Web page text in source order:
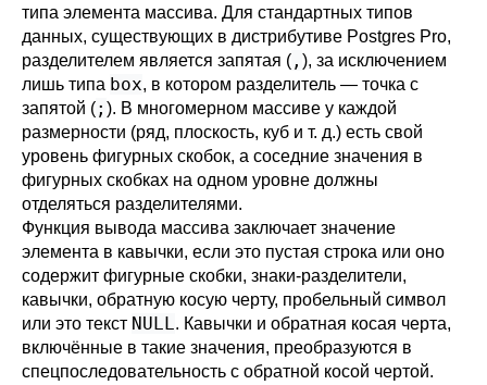
типа элемента массива. Для стандартных типов
данных, существующих в дистрибутиве Postgres Pro,
разделителем является запятая ( , ), за исключением
лишь типа box, в котором разделитель — точка с
запятой (; ). В многомерном массиве у каждой
размерности (ряд, плоскость, куб и т. д.) есть свой
уровень фигурных скобок, а соседние значения в
фигурных скобках на одном уровне должны
отделяться разделителями.
Функция вывода массива заключает значение
элемента в кавычки, если это пустая строка или оно
содержит фигурные скобки, знаки-разделители,
кавычки, обратную косую черту, пробельный символ
или это текст NULL. Кавычки и обратная косая черта,
включённые в такие значения, преобразуются в
спецпоследовательность с обратной косой чертой.